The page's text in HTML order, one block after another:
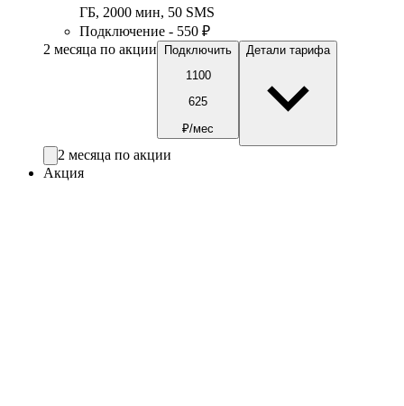
ГБ, 2000 мин, 50 SMS
Подключение - 550 ₽
2 месяца по акции
Подключить
1100
625
₽/мес
Детали тарифа
2 месяца по акции
Акция